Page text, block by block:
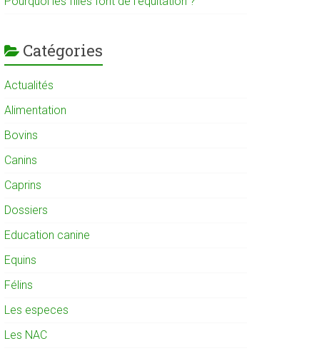
Catégories
Actualités
Alimentation
Bovins
Canins
Caprins
Dossiers
Education canine
Equins
Félins
Les especes
Les NAC